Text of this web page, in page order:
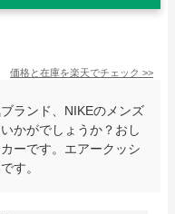
価格と在庫を楽天でチェック >>
ランド、NIKEのメンズ
かがでしょうか？おし
ーです。エアークッシ
す。